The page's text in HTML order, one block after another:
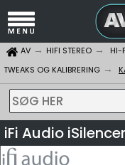
AV HIFI STEREO
HI-
TWEAKS OG KALIBRERING
SØG HER
iFi Audio